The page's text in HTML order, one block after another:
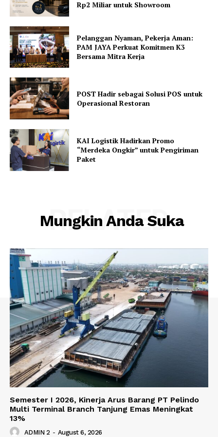
Rp2 Miliar untuk Showroom
Pelanggan Nyaman, Pekerja Aman:
PAM JAYA Perkuat Komitmen K3
Bersama Mitra Kerja
POST Hadir sebagai Solusi POS untuk
Operasional Restoran
KAI Logistik Hadirkan Promo
“Merdeka Ongkir” untuk Pengiriman
Paket
Mungkin Anda Suka
RELATED
Semester I 2026, Kinerja Arus Barang PT Pelindo
Multi Terminal Branch Tanjung Emas Meningkat
13%
ADMIN 2 - August 6, 2026